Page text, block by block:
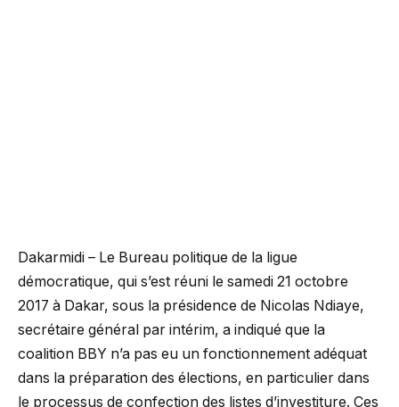
Dakarmidi – Le Bureau politique de la ligue
démocratique, qui s’est réuni le samedi 21 octobre
2017 à Dakar, sous la présidence de Nicolas Ndiaye,
secrétaire général par intérim, a indiqué que la
coalition BBY n’a pas eu un fonctionnement adéquat
dans la préparation des élections, en particulier dans
le processus de confection des listes d’investiture. Ces